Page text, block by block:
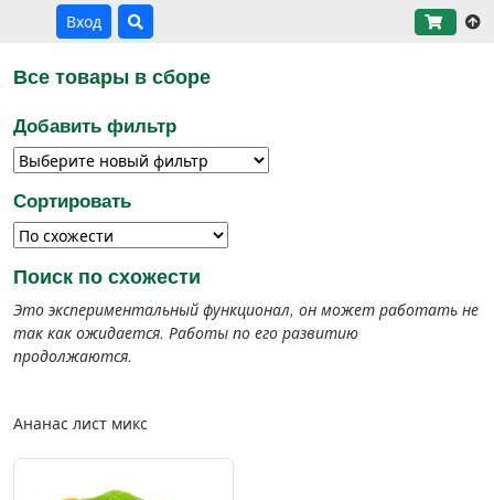
Вход
Все товары в сборе
Добавить фильтр
Сортировать
Поиск по схожести
Это экспериментальный функционал, он может работать не
так как ожидается. Работы по его развитию
продолжаются.
Ананас лист микс